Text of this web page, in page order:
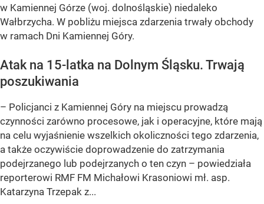
w Kamiennej Górze (woj. dolnośląskie) niedaleko
Wałbrzycha. W pobliżu miejsca zdarzenia trwały obchody
w ramach Dni Kamiennej Góry.
Atak na 15-latka na Dolnym Śląsku. Trwają
poszukiwania
– Policjanci z Kamiennej Góry na miejscu prowadzą
czynności zarówno procesowe, jak i operacyjne, które mają
na celu wyjaśnienie wszelkich okoliczności tego zdarzenia,
a także oczywiście doprowadzenie do zatrzymania
podejrzanego lub podejrzanych o ten czyn – powiedziała
reporterowi RMF FM Michałowi Krasoniowi mł. asp.
Katarzyna Trzepak z...